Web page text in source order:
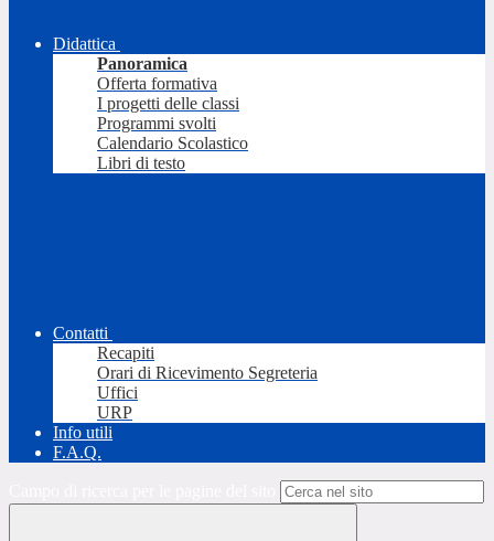
Didattica
Panoramica
Offerta formativa
I progetti delle classi
Programmi svolti
Calendario Scolastico
Libri di testo
Contatti
Recapiti
Orari di Ricevimento Segreteria
Uffici
URP
Info utili
F.A.Q.